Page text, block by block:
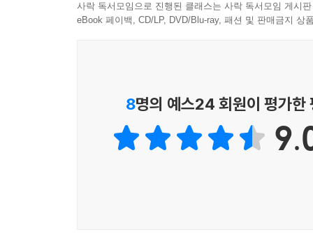
사락 독서모임으로 진행된 클래스는 사락 독서모임 게시
eBook 페이백, CD/LP, DVD/Blu-ray, 패션 및 판매금지 상
8명의 예스24 회원이 평가한